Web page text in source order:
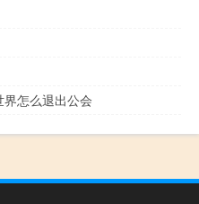
怎么退出公会